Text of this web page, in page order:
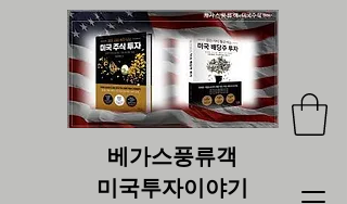
베가스풍류객
미국투자이야기